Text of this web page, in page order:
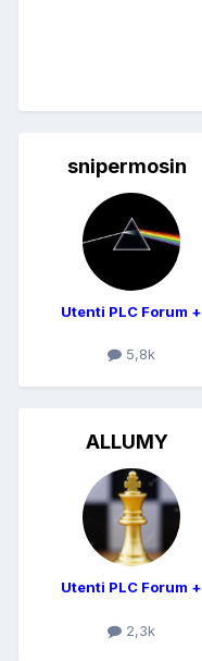
snipermosin
Utenti PLC Forum +
5,8k
ALLUMY
Utenti PLC Forum +
2,3k